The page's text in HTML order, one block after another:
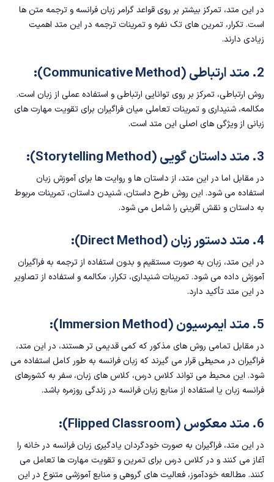
در این متد، تمرکز بیشتر بر روی قواعدگرامر زبان فرانسه و ترجمه متن ها
است. تکرار، تمرین های تک نفره و تمرینات ترجمه در این متد اهمیت
زیادی دارند.
2. متد ارتباطی (Communicative Method):
روش ارتباطی، تمرکز بر روی توانایی ارتباطی و استفاده عملی از زبان است.
مکالمه، شنیداری و تمرینات تعاملی میان فراگیران برای تقویت مهارت های
زبانی از ویژگی های اصلی این متد است.
3. متد داستان گویی (Storytelling Method):
در مقابل اما در این متد، از داستان ها و روایت ها برای آموزش زبان
استفاده می شود. این روش طرح داستان، شنیدن داستان، تمرینات مربوط
به داستان و نقش آفرینی را شامل می شود.
4. متد دستور زبان (Direct Method):
در این متد، زبان به صورت مستقیم و بدون استفاده از ترجمه به فراگیران
آموزش داده می شود. تمرینات شنیداری، تکرار، مکالمه و استفاده از تصاویر
در این متد تأکید دارد.
5. متد ایمرسیون (Immersion Method):
در مقابل تمامی روش های مذکور که کمی قدیمی تر هستند، در این متد،
فراگیران در محیطی قرار می گیرند که زبان فرانسه به طور کامل استفاده می
شود. این محیط می تواند کلاس درس، کلاس های زبان، سفر به کشورهای
فرانسه زبان یا استفاده از منابع زبان فرانسه در زندگی روزمره باشد.
6. متد معکوس (Flipped Classroom):
در این متد، فراگیران به صورت خودگردان یادگیری زبان فرانسه در خانه را
آغاز می کنند و در کلاس درس برای تمرین و تقویت مهارت ها تعامل می
کنند. مطالعه خودآموز، فعالیت های گروهی و منابع آموزشی متنوع در این